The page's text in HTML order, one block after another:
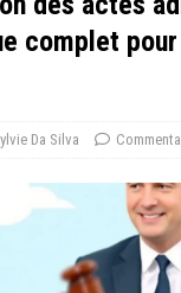
complet
Da Silva